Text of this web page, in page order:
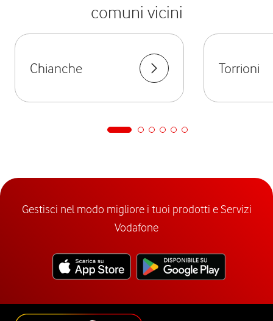
comuni vicini
Chianche Torrioni
Gestisci nel modo migliore i tuoi prodotti e Servizi
Vodafone